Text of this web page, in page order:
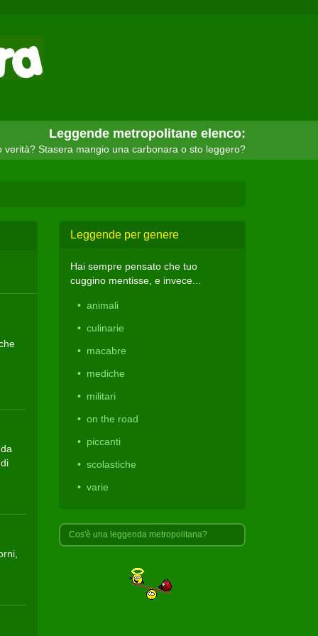
Leggende metropolitane elenco:
verità? Stasera mangio una carbonara o sto leggero?
Leggende per genere
Hai sempre pensato che tuo
cuggino mentisse, e invece...
animali
culinarie
macabre
mediche
militari
on the road
piccanti
scolastiche
varie
Cos'è una leggenda metropolitana?